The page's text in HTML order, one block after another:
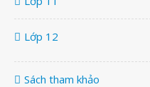
Lớp 12
Sách tham khảo